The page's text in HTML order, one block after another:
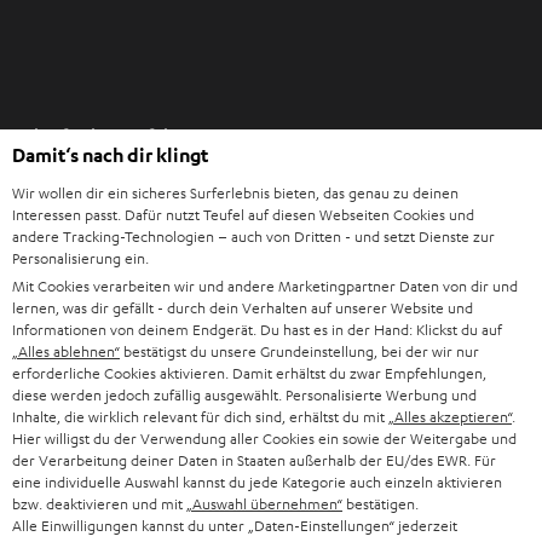
m
n
e
u
e
n
T
a
b
ö
n
e
Einkaufen bei Teufel
8 Wochen Rückgaberecht
Direkt vom Hersteller
7 Teufel Shops
Audio-Lexikon
Ratgeber
Wissen
Inside
Entertainment
Shop
Im neuen Tab öffnen
Kontakt
Newsletter
Netiquette
Damit‘s nach dir klingt
Wir wollen dir ein sicheres Surferlebnis bieten, das genau zu deinen
Interessen passt. Dafür nutzt Teufel auf diesen Webseiten Cookies und
andere Tracking-Technologien – auch von Dritten - und setzt Dienste zur
Personalisierung ein.
Mit Cookies verarbeiten wir und andere Marketingpartner Daten von dir und
lernen, was dir gefällt - durch dein Verhalten auf unserer Website und
Informationen von deinem Endgerät. Du hast es in der Hand: Klickst du auf
„Alles ablehnen“ bestätigst du unsere Grundeinstellung, bei der wir nur
erforderliche Cookies aktivieren. Damit erhältst du zwar Empfehlungen,
diese werden jedoch zufällig ausgewählt. Personalisierte Werbung und
Inhalte, die wirklich relevant für dich sind, erhältst du mit „Alles akzeptieren“.
Hier willigst du der Verwendung aller Cookies ein sowie der Weitergabe und
der Verarbeitung deiner Daten in Staaten außerhalb der EU/des EWR. Für
eine individuelle Auswahl kannst du jede Kategorie auch einzeln aktivieren
bzw. deaktivieren und mit „Auswahl übernehmen“ bestätigen.
Alle Einwilligungen kannst du unter „Daten-Einstellungen“ jederzeit